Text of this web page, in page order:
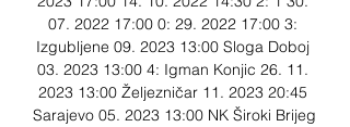
07. 2022 17:00 0: 29. 2022 17:00 3:
Izgubljene 09. 2023 13:00 Sloga Doboj
03. 2023 13:00 4: Igman Konjic 26. 11.
2023 13:00 Željezničar 11. 2023 20:45
Sarajevo 05. 2023 13:00 NK Široki Brijeg